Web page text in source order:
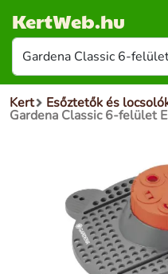
KertWeb.hu
Kert Esőztetők és
Gardena Classic 6-felület